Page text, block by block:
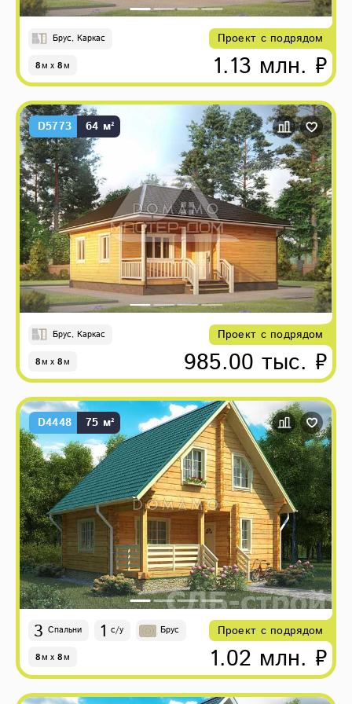
Брус, Каркас
8м x 8м
Проект с подрядом
1.13 млн. ₽
D5773 64 м²
Брус, Каркас
8м x 8м
Проект с подрядом
985.00 тыс. ₽
D4448 75 м²
3 Спальни 1 с/у Брус
8м x 8м
Проект с подрядом
1.02 млн. ₽